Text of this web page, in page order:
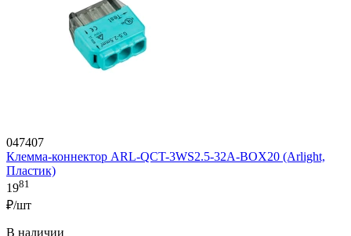
047407
Клемма-коннектор ARL-QCT-3WS2.5-32A-BOX20 (Arlight,
Пластик)
1981
₽/шт
В наличии